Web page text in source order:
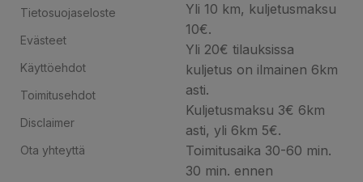
Tietosuojaseloste
Evästeet
Käyttöehdot
Toimitusehdot
Disclaimer
Ota yhteyttä
Yli 10 km, kuljetusmaksu
10€.
Yli 20€ tilauksissa
kuljetus on ilmainen 6km
asti.
Kuljetusmaksu 3€ 6km
asti, yli 6km 5€.
Toimitusaika 30-60 min.
30 min. ennen